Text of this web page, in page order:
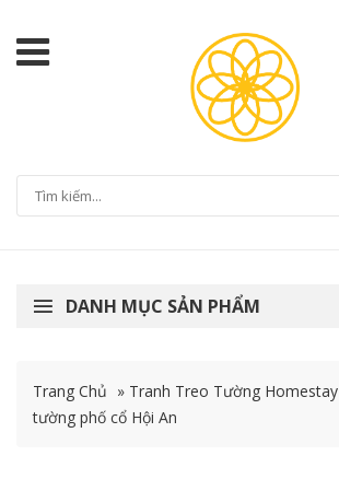
DANH MỤC SẢN PHẨM
Trang Chủ » Tranh Treo Tường Homestay
tường phố cổ Hội An